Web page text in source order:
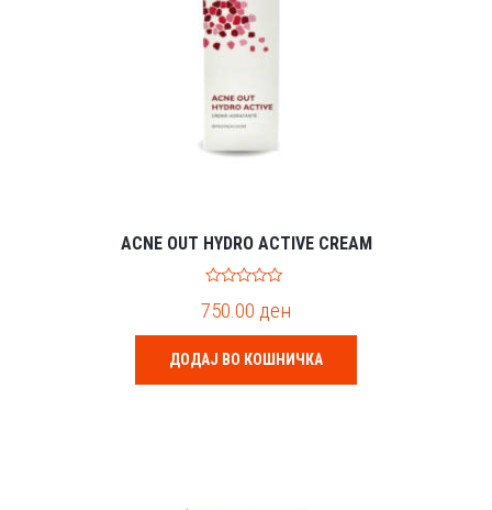
ACNE OUT HYDRO ACTIVE CREAM
o
t
o
f
5
750.00 ден
ДОДАЈ ВО КОШНИЧКА